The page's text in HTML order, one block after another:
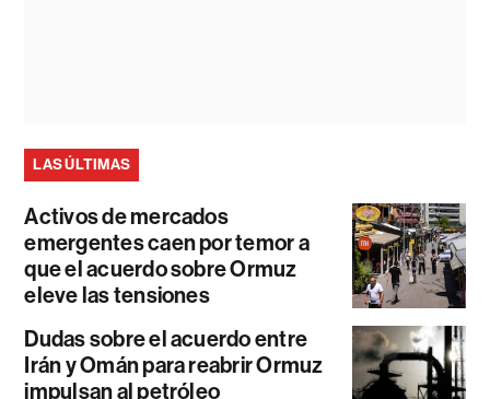
LAS ÚLTIMAS
Activos de mercados
emergentes caen por temor a
que el acuerdo sobre Ormuz
eleve las tensiones
Dudas sobre el acuerdo entre
Irán y Omán para reabrir Ormuz
impulsan al petróleo